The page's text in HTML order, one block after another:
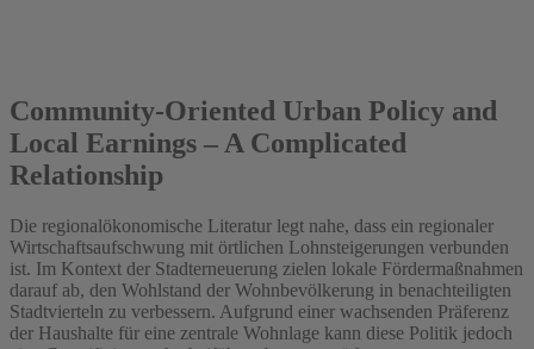
Community-Oriented Urban Policy and
Local Earnings – A Complicated
Relationship
Die regionalökonomische Literatur legt nahe, dass ein regionaler
Wirtschaftsaufschwung mit örtlichen Lohnsteigerungen verbunden
ist. Im Kontext der Stadterneuerung zielen lokale Fördermaßnahmen
darauf ab, den Wohlstand der Wohnbevölkerung in benachteiligten
Stadtvierteln zu verbessern. Aufgrund einer wachsenden Präferenz
der Haushalte für eine zentrale Wohnlage kann diese Politik jedoch